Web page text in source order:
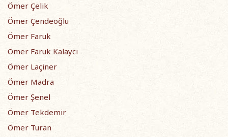
Ömer Çelik
Ömer Çendeoğlu
Ömer Faruk
Ömer Faruk Kalaycı
Ömer Laçiner
Ömer Madra
Ömer Şenel
Ömer Tekdemir
Ömer Turan